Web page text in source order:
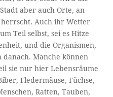
aber auch Orte, an
herrscht. Auch ihr Wetter
Teil selbst, sei es Hitze
und die Organismen,
Manche können
sie nur hier Lebensräume
Fledermäuse, Füchse,
Ratten, Tauben,